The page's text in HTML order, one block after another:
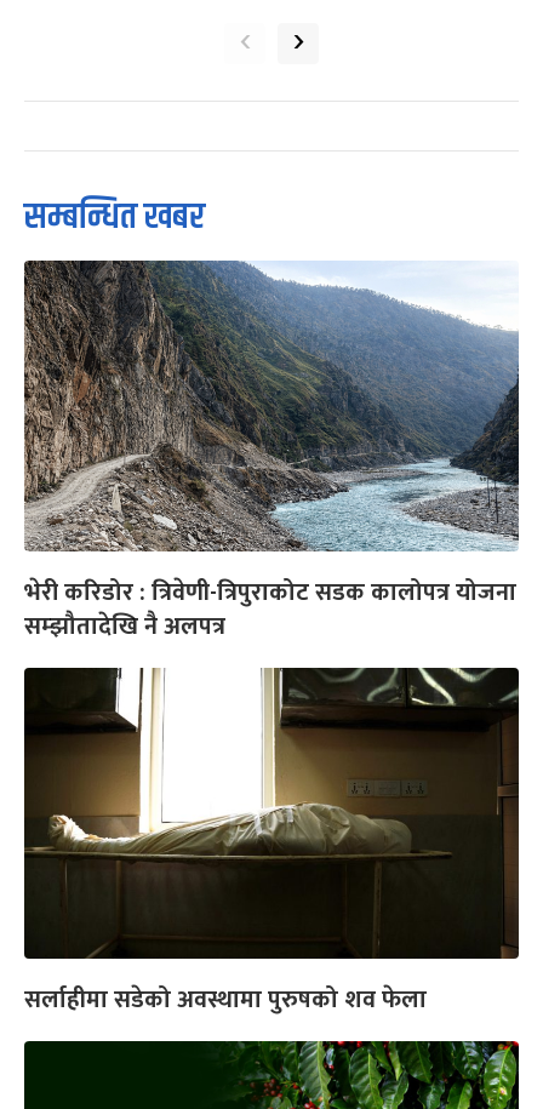
‹ ›
सम्बन्धित खबर
भेरी करिडोर : त्रिवेणी-त्रिपुराकोट सडक कालोपत्र योजना
सम्झौतादेखि नै अलपत्र
सर्लाहीमा सडेको अवस्थामा पुरुषको शव फेला